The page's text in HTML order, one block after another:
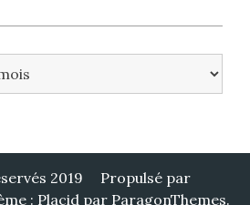
2019
Propulsé par
: Placid par ParagonThemes.